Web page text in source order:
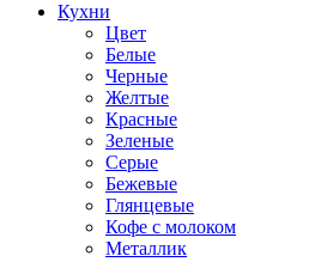
Кухни
Цвет
Белые
Черные
Желтые
Красные
Зеленые
Серые
Бежевые
Глянцевые
Кофе с молоком
Металлик